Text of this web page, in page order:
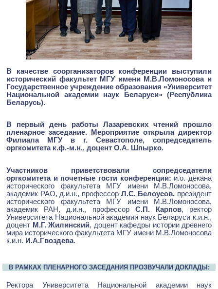
В качестве соорганизаторов конференции выступили
исторический факультет МГУ имени М.В.Ломоносова и
Государственное учреждение образования «Университет
Национальной академии наук Беларуси» (Республика
Беларусь).
В первый день работы Лазаревских чтений прошло
пленарное заседание. Мероприятие открыла директор
Филиала МГУ в г. Севастополе, сопредседатель
оргкомитета к.ф.-м.н., доцент О.А. Шпырко.
Участников приветствовали сопредседатели
оргкомитета и почетные гости конференции: и.о. декана
исторического факультета МГУ имени М.В.Ломоносова,
академик РАО, д.и.н., профессор Л.С. Белоусов, президент
исторического факультета МГУ имени М.В.Ломоносова,
академик РАН, д.и.н., профессор С.П. Карпов, ректор
Университета Национальной академии наук Беларуси к.и.н.,
доцент М.Г. Жилинский, доцент кафедры истории древнего
мира исторического факультета МГУ имени М.В.Ломоносова
к.и.н. И.А.Гвоздева.
В РАМКАХ ПЛЕНАРНОГО ЗАСЕДАНИЯ ПРОЗВУЧАЛИ ДОКЛАДЫ:
Ректора Университета Национальной академии наук